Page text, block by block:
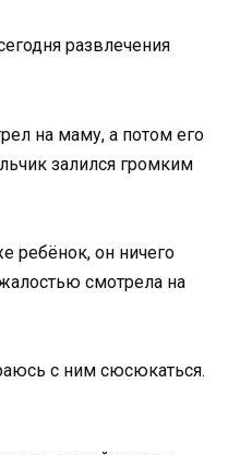
развлечения
на маму, а потом его
залился громким
ребёнок, он ничего
смотрела на
с ним сюсюкаться.